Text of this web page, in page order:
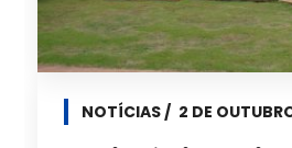
NOTÍCIAS 2 DE